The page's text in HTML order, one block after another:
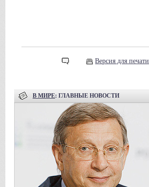
Версия для печати
В МИРЕ: ГЛАВНЫЕ НОВОСТИ